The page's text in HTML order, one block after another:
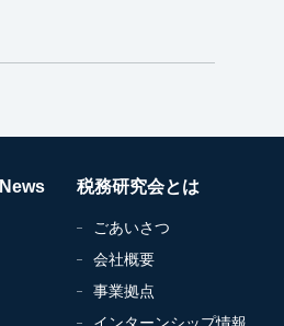
税務研究会とは
ごあいさつ
会社概要
事業拠点